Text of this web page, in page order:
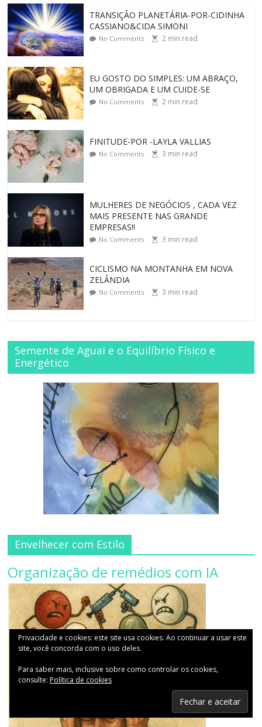
TRANSIÇÃO PLANETÁRIA-POR-CIDINHA
CASSIANO&CIDA SIMONI
No Comments 2 min read
EU GOSTO DO SIMPLES: UM ABRAÇO,
UM OBRIGADA E UM CUIDE-SE
No Comments 2 min read
FINITUDE-POR -LAYLA VALLIAS
No Comments 3 min read
MULHERES DE NEGÓCIOS , CADA VEZ
MAIS PRESENTE NAS GRANDE
EMPRESAS!!
No Comments 3 min read
CICLISMO NA MONTANHA EM NOVA
ZELÂNDIA
No Comments 3 min read
Semente de Aguai e o Equilíbrio Físico e
Energético
Envelhecer com Estilo
Organização de remédios com IA
Privacidade e cookies: este site usa cookies. Ao continuar a usar este
site, você concorda com o uso deles.
Para saber mais, inclusive sobre como controlar os cookies,
consulte: Política de cookies